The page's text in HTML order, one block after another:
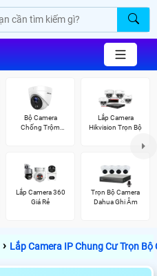
Bộ Camera
Chống Trộm
Lắp Camera
Hikvision Trọn Bộ
Lắp Camera 360
Giá Rẻ
Trọn Bộ Camera
Dahua Ghi Âm
› Lắp Camera IP Chung Cư Trọn Bộ